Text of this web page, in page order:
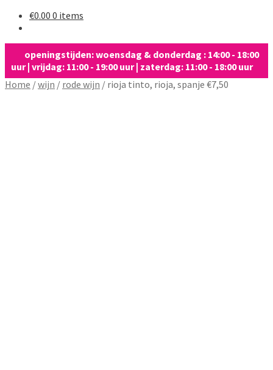
€0.00 0 items
openingstijden: woensdag & donderdag : 14:00 - 18:00
uur | vrijdag: 11:00 - 19:00 uur | zaterdag: 11:00 - 18:00 uur
Home /wijn / rode wijn / rioja tinto, rioja, spanje €7,50